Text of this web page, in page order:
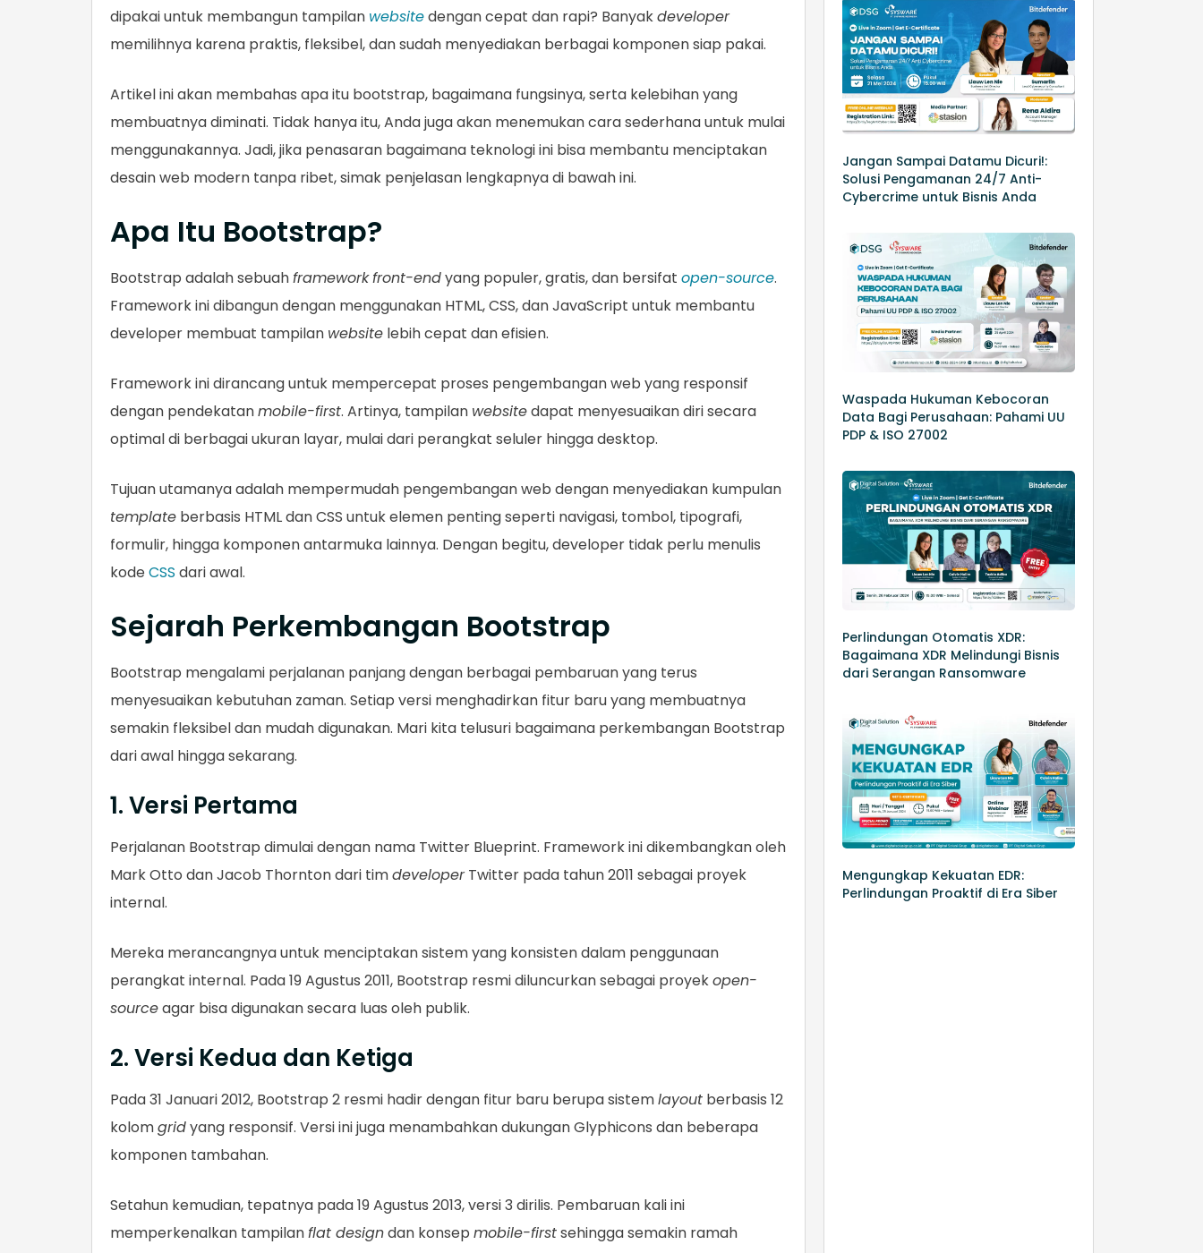
dipakai untuk membangun tampilan websitedengan cepat dan rapi? Banyakdeveloper
memilihnya karena praktis, fleksibel, dan sudah menyediakan berbagai komponen siap pakai.
Artikel ini akan membahas apa itu bootstrap, bagaimana fungsinya, serta kelebihan yang
membuatnya diminati. Tidak hanya itu, Anda juga akan menemukan cara sederhana untuk mulai
menggunakannya. Jadi, jika penasaran bagaimana teknologi ini bisa membantu menciptakan
desain web modern tanpa ribet, simak penjelasan lengkapnya di bawah ini.
Apa Itu Bootstrap?
Bootstrap adalah sebuahframeworkfront-endyang populer, gratis, dan bersifat open-source.
Framework ini dibangun dengan menggunakan HTML, CSS, dan JavaScript untuk membantu
developer membuat tampilan website lebih cepat dan efisien.
Framework ini dirancang untuk mempercepat proses pengembangan web yang responsif
dengan pendekatanmobile-first. Artinya, tampilan websitedapat menyesuaikan diri secara
optimal di berbagai ukuran layar, mulai dari perangkat seluler hingga desktop.
Tujuan utamanya adalah mempermudah pengembangan web dengan menyediakan kumpulan
template berbasis HTML dan CSS untuk elemen penting seperti navigasi, tombol, tipografi,
formulir, hingga komponen antarmuka lainnya. Dengan begitu, developer tidak perlu menulis
kodeCSS dari awal.
Sejarah Perkembangan Bootstrap
Bootstrap mengalami perjalanan panjang dengan berbagai pembaruan yang terus
menyesuaikan kebutuhan zaman. Setiap versi menghadirkan fitur baru yang membuatnya
semakin fleksibel dan mudah digunakan. Mari kita telusuri bagaimana perkembangan Bootstrap
dari awal hingga sekarang.
1. Versi Pertama
Perjalanan Bootstrap dimulai dengan nama Twitter Blueprint. Framework ini dikembangkan oleh
Mark Otto dan Jacob Thornton dari timdeveloperTwitter pada tahun 2011 sebagai proyek
internal.
Mereka merancangnya untuk menciptakan sistem yang konsisten dalam penggunaan
perangkat internal. Pada 19 Agustus 2011, Bootstrap resmi diluncurkan sebagai proyekopen-
sourceagar bisa digunakan secara luas oleh publik.
2. Versi Kedua dan Ketiga
Pada 31 Januari 2012, Bootstrap 2 resmi hadir dengan fitur baru berupa sistemlayout berbasis 12
kolomgridyang responsif. Versi ini juga menambahkan dukungan Glyphicons dan beberapa
komponen tambahan.
Setahun kemudian, tepatnya pada 19 Agustus 2013, versi 3 dirilis. Pembaruan kali ini
memperkenalkan tampilanflat designdan konsep mobile-firstsehingga semakin ramah
Jangan Sampai Datamu Dicuri!:
Solusi Pengamanan 24/7 Anti-
Cybercrime untuk Bisnis Anda
Waspada Hukuman Kebocoran
Data Bagi Perusahaan: Pahami UU
PDP & ISO 27002
Perlindungan Otomatis XDR:
Bagaimana XDR Melindungi Bisnis
dari Serangan Ransomware
Mengungkap Kekuatan EDR:
Perlindungan Proaktif di Era Siber